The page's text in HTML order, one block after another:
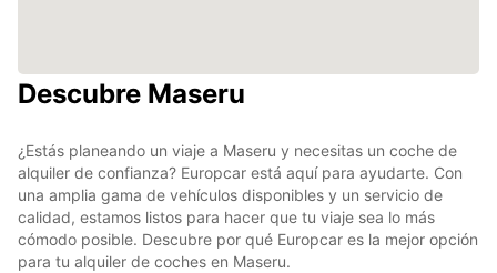
Descubre Maseru
¿Estás planeando un viaje a Maseru y necesitas un coche de
alquiler de confianza? Europcar está aquí para ayudarte. Con
una amplia gama de vehículos disponibles y un servicio de
calidad, estamos listos para hacer que tu viaje sea lo más
cómodo posible. Descubre por qué Europcar es la mejor opción
para tu alquiler de coches en Maseru.